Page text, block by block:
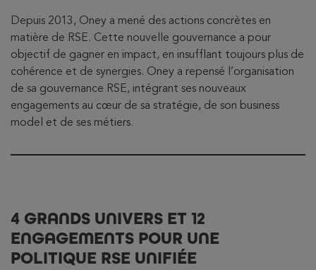
Depuis 2013, Oney a mené des actions concrètes en
matière de RSE. Cette nouvelle gouvernance a pour
objectif de gagner en impact, en insufflant toujours plus de
cohérence et de synergies. Oney a repensé l’organisation
de sa gouvernance RSE, intégrant ses nouveaux
engagements au cœur de sa stratégie, de son business
model et de ses métiers.
4 GRANDS UNIVERS ET 12
ENGAGEMENTS POUR UNE
POLITIQUE RSE UNIFIÉE